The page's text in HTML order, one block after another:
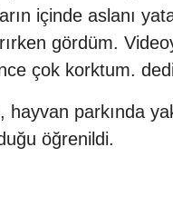
içinde aslanı
gördüm.
çok korktum.
hayvan parkında
öğrenildi.